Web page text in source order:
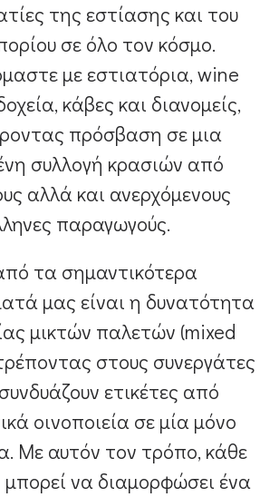
της εστίασης και του
σε όλο τον κόσμο.
με εστιατόρια, wine
κάβες και διανομείς,
πρόσβαση σε μια
συλλογή κρασιών από
αλλά και ανερχόμενους
παραγωγούς.
τα σημαντικότερα
μας είναι η δυνατότητα
μικτών παλετών (mixed
στους συνεργάτες
ετικέτες από
οινοποιεία σε μία μόνο
Με αυτόν τον τρόπο, κάθε
μπορεί να διαμορφώσει ένα